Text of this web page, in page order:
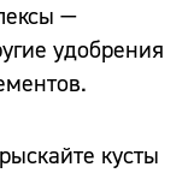
—
удобрения
кусты